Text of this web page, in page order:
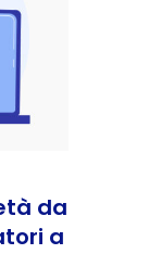
da
a